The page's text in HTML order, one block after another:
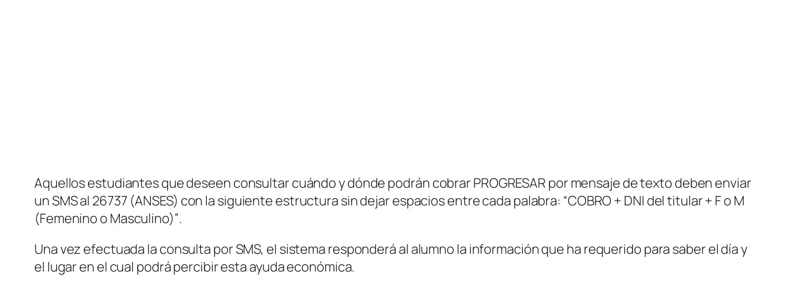
Aquellos estudiantes que deseen consultar cuándo y dónde podrán cobrar PROGRESAR por mensaje de texto deben enviar
un SMS al 26737 (ANSES) con la siguiente estructura sin dejar espacios entre cada palabra: “COBRO + DNI del titular + F o M
(Femenino o Masculino)”.
Una vez efectuada la consulta por SMS, el sistema responderá al alumno la información que ha requerido para saber el día y
el lugar en el cual podrá percibir esta ayuda económica.